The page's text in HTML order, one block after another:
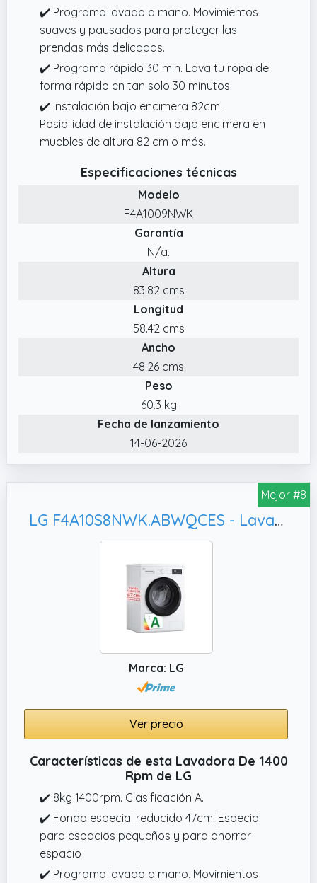
✔️ Programa lavado a mano. Movimientos
suaves y pausados para proteger las
prendas más delicadas.
✔️ Programa rápido 30 min. Lava tu ropa de
forma rápido en tan solo 30 minutos
✔️ Instalación bajo encimera 82cm.
Posibilidad de instalación bajo encimera en
muebles de altura 82 cm o más.
Especificaciones técnicas
Modelo
F4A1009NWK
Garantía
N/a.
Altura
83.82 cms
Longitud
58.42 cms
Ancho
48.26 cms
Peso
60.3 kg
Fecha de lanzamiento
14-06-2026
Mejor #8
LG F4A10S8NWK.ABWQCES - Lavadora, Color Blanco
Marca: LG
Ver precio
Características de esta Lavadora De 1400
Rpm de LG
✔️ 8kg 1400rpm. Clasificación A.
✔️ Fondo especial reducido 47cm. Especial
para espacios pequeños y para ahorrar
espacio
✔️ Programa lavado a mano. Movimientos